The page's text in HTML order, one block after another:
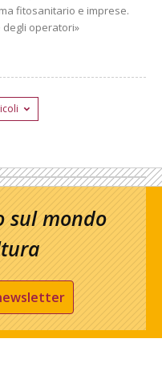
fitosanitario e imprese.
operatori»
sul mondo